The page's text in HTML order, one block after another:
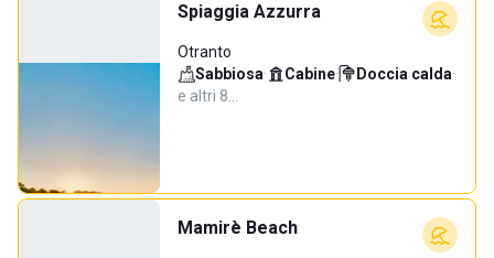
Spiaggia Azzurra
Otranto
Sabbiosa· Cabine· Doccia calda·
e altri 8…
Mamirè Beach